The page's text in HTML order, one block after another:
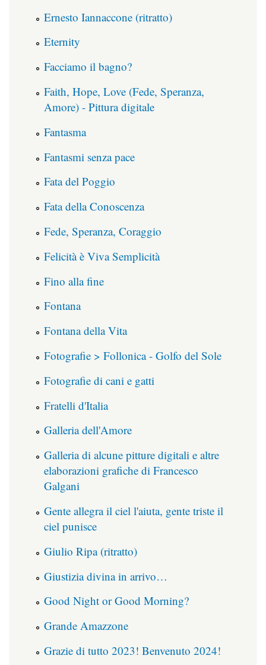
Ernesto Iannaccone (ritratto)
Eternity
Facciamo il bagno?
Faith, Hope, Love (Fede, Speranza,
Amore) - Pittura digitale
Fantasma
Fantasmi senza pace
Fata del Poggio
Fata della Conoscenza
Fede, Speranza, Coraggio
Felicità è Viva Semplicità
Fino alla fine
Fontana
Fontana della Vita
Fotografie > Follonica - Golfo del Sole
Fotografie di cani e gatti
Fratelli d'Italia
Galleria dell'Amore
Galleria di alcune pitture digitali e altre
elaborazioni grafiche di Francesco
Galgani
Gente allegra il ciel l'aiuta, gente triste il
ciel punisce
Giulio Ripa (ritratto)
Giustizia divina in arrivo…
Good Night or Good Morning?
Grande Amazzone
Grazie di tutto 2023! Benvenuto 2024!